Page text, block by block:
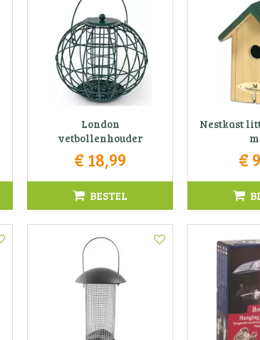
London
vetbollenhouder
€ 18,99
BESTEL
Nestkast
€ 9